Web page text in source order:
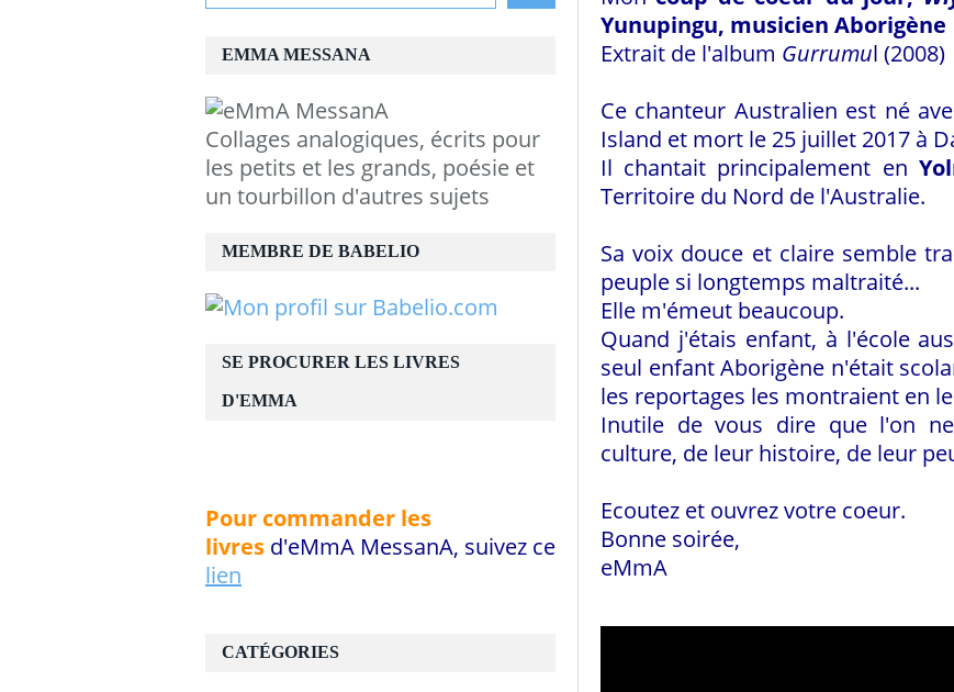
Yunupingu, musicien Aborigène
Extrait de l'album Gurrumul (2008)
Ce chanteur Australien est né
Island et mort le 25 juillet 2017 à
Il chantait principalement en
Territoire du Nord de l'Australie.
Sa voix douce et claire semble
peuple si longtemps maltraité...
Elle m'émeut beaucoup.
Quand j'étais enfant, à l'école
seul enfant Aborigène n'était
les reportages les montraient en
Inutile de vous dire que l'on
culture, de leur histoire, de leur
Ecoutez et ouvrez votre coeur.
Bonne soirée,
eMmA
EMMA MESSANA
Collages analogiques, écrits pour
les petits et les grands, poésie et
un tourbillon d'autres sujets
CATÉGORIES
MEMBRE DE BABELIO
SE PROCURER LES LIVRES
D'EMMA
Pour commander les
livres d'eMmA MessanA, suivez ce
lien